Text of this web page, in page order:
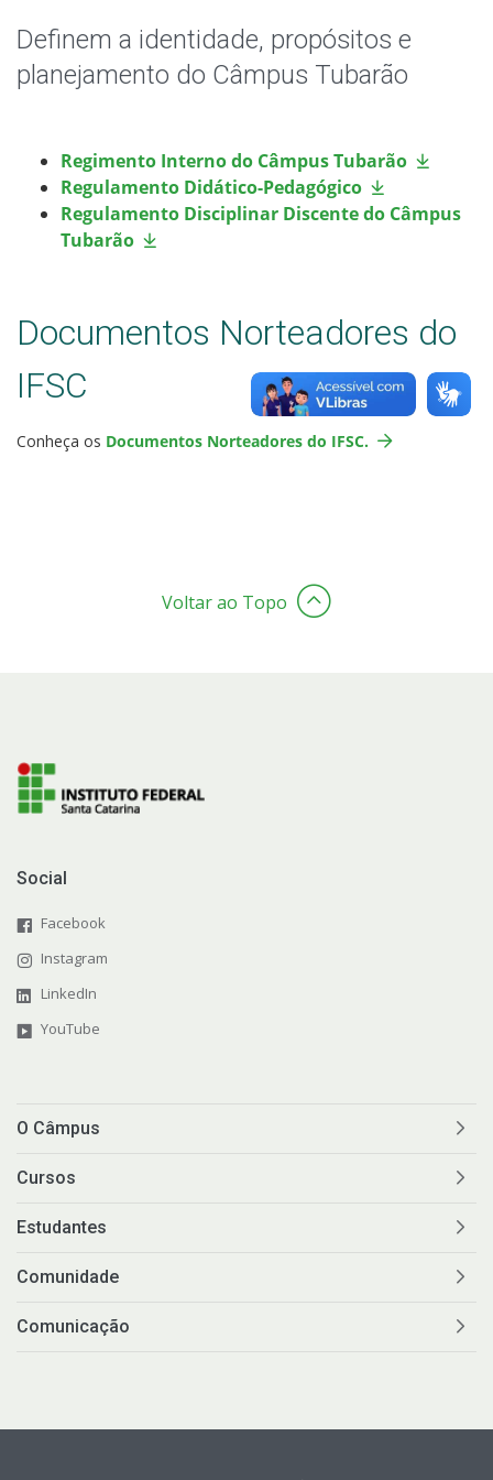
Editais Internos
Trabalhe no IFSC
Licitações
Definem a identidade, propósitos e
planejamento do Câmpus Tubarão
Regimento Interno do Câmpus Tubarão
Regulamento Didático-Pedagógico
Regulamento Disciplinar Discente do Câmpus
Tubarão
Documentos Norteadores do
IFSC
Conheça os Documentos Norteadores do IFSC.
Voltar ao Topo
Social
Facebook
Instagram
LinkedIn
YouTube
O Câmpus
Cursos
Estudantes
Comunidade
Comunicação